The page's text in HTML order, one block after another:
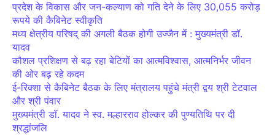
प्रदेश के विकास और जन-कल्याण को गति देने के लिए 30,055 करोड़
रूपये की कैबिनेट स्वीकृति
मध्य क्षेत्रीय परिषद् की अगली बैठक होगी उज्जैन में : मुख्यमंत्री डॉ.
यादव
कौशल प्रशिक्षण से बढ़ रहा बेटियों का आत्मविश्वास, आत्मनिर्भर जीवन
की ओर बढ़ रहे कदम
ई-रिक्शा से कैबिनेट बैठक के लिए मंत्रालय पहुंचे मंत्री द्वय श्री टेटवाल
और श्री पंवार
मुख्यमंत्री डॉ. यादव ने स्व. मल्हारराव होल्कर की पुण्यतिथि पर दी
श्रद्धांजलि